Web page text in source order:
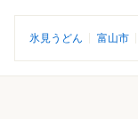
氷見うどん 富山市